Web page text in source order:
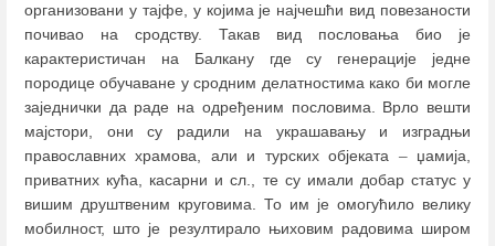
организовани у тајфе, у којима је најчешћи вид повезаности
почивао на сродству. Такав вид пословања био је
карактеристичан на Балкану где су генерације једне
породице обучаване у сродним делатностима како би могле
заједнички да раде на одређеним пословима. Врло вешти
мајстори, они су радили на украшавању и изградњи
православних храмова, али и турских објеката –џамија,
приватних кућа, касарни и сл., те су имали добар статус у
вишим друштвеним круговима. То им је омогућило велику
мобилност, што је резултирало њиховим радовима широм